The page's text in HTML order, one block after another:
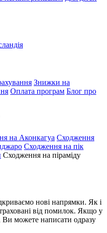
Знижки на
Оплата програм Блог про
на Аконкагуа Сходження
Сходження на пік
Сходження на піраміду
нові напрямки. Як і
від помилок. Якщо у
можете написати одразу